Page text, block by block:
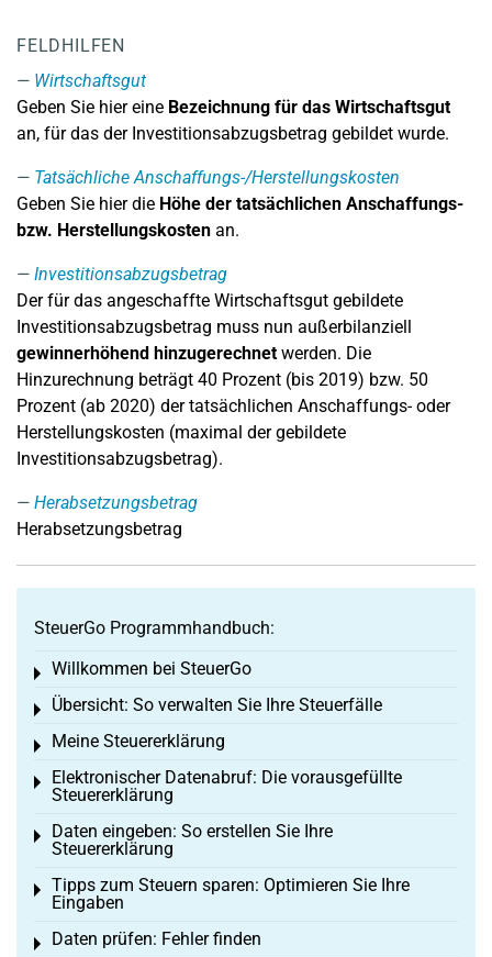
FELDHILFEN
Wirtschaftsgut
Geben Sie hier eine Bezeichnung für das Wirtschaftsgut
an, für das der Investitionsabzugsbetrag gebildet wurde.
Tatsächliche Anschaffungs-/Herstellungskosten
Geben Sie hier die Höhe der tatsächlichen Anschaffungs-
bzw. Herstellungskosten an.
Investitionsabzugsbetrag
Der für das angeschaffte Wirtschaftsgut gebildete
Investitionsabzugsbetrag muss nun außerbilanziell
gewinnerhöhend hinzugerechnetwerden. Die
Hinzurechnung beträgt 40 Prozent (bis 2019) bzw. 50
Prozent (ab 2020) der tatsächlichen Anschaffungs- oder
Herstellungskosten (maximal der gebildete
Investitionsabzugsbetrag).
Herabsetzungsbetrag
Herabsetzungsbetrag
SteuerGo Programmhandbuch:
Willkommen bei SteuerGo
Toggle menu
Übersicht: So verwalten Sie Ihre Steuerfälle
Toggle menu
Meine Steuererklärung
Toggle menu
Elektronischer Datenabruf: Die vorausgefüllte
Steuererklärung
Toggle menu
Daten eingeben: So erstellen Sie Ihre
Steuererklärung
Toggle menu
Tipps zum Steuern sparen: Optimieren Sie Ihre
Eingaben
Toggle menu
Daten prüfen: Fehler finden
Toggle menu